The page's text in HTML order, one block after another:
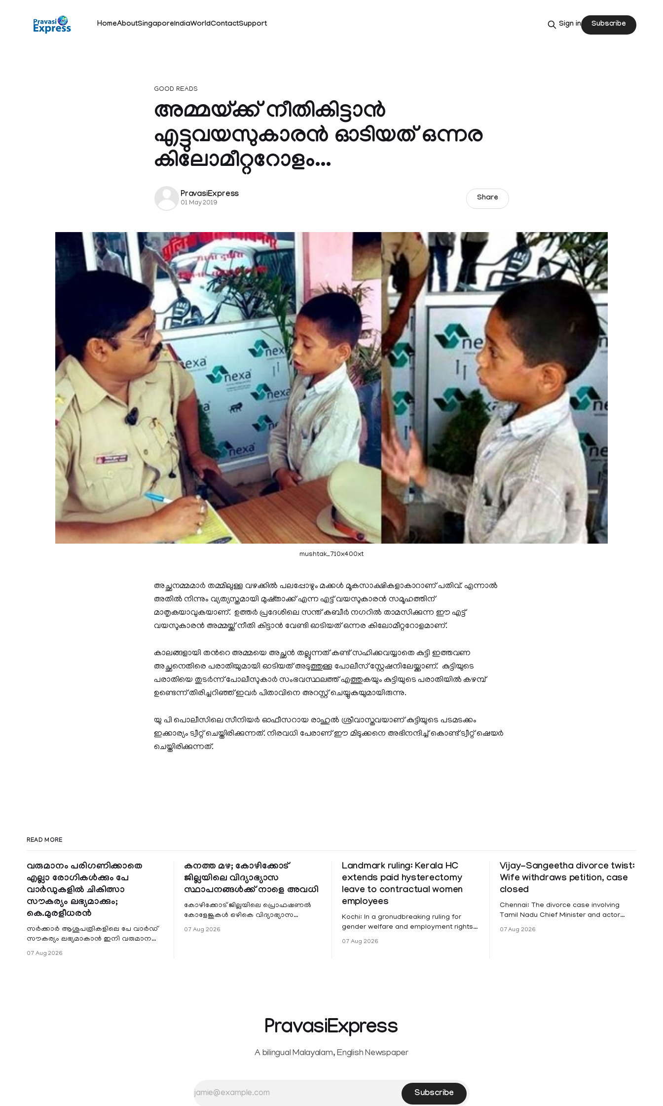
HomeAboutSingaporeIndiaWorldContactSupport Sign in Subscribe
GOOD READS
അമ്മയ്ക്ക് നീതികിട്ടാൻ
എട്ടുവയസുകാരൻ ഓടിയത് ഒന്നര
കിലോമീറ്ററോളം...
PravasiExpress
01 May 2019
Share
mushtak_710x400xt
അച്ഛനമ്മമാർ തമ്മിലുള്ള വഴക്കിൽ പലപ്പോഴും മക്കൾ മൂകസാക്ഷികളാകാറാണ് പതിവ്. എന്നാൽ
അതിൽ നിന്നും വ്യത്യസ്തമായി മുഷ്താക്ക് എന്ന എട്ട് വയസുകാരൻ സമൂഹത്തിന്
മാതൃകയാവുകയാണ്. ഉത്തര്‍ പ്രദേശിലെ സന്ത് കബീര്‍ നഗറിൽ താമസിക്കുന്ന ഈ എട്ട്
വയസുകാരൻ അമ്മയ്ക്ക് നീതി കിട്ടാൻ വേണ്ടി ഓടിയത് ഒന്നര കിലോമീറ്ററോളമാണ്.
കാലങ്ങളായി തന്‍റെ അമ്മയെ അച്ഛൻ തല്ലുന്നത് കണ്ട് സഹിക്കവയ്യാതെ കുട്ടി ഇത്തവണ
അച്ഛനെതിരെ പരാതിയുമായി ഓടിയത് അടുത്തുള്ള പോലീസ് സ്റ്റേഷനിലേയ്ക്കാണ്. കുട്ടിയുടെ
പരാതിയെ തുടർന്ന് പോലീസുകാർ സംഭവസ്ഥലത്ത് എത്തുകയും കുട്ടിയുടെ പരാതിയിൽ കഴമ്പ്
ഉണ്ടെന്ന് തിരിച്ചറിഞ്ഞ് ഇവർ പിതാവിനെ അറസ്റ്റ് ചെയ്യുകയുമായിരുന്നു.
യു പി പൊലീസിലെ സീനിയര്‍ ഓഫീസറായ രാഹുല്‍ ശ്രീവാസ്തവയാണ് കുട്ടിയുടെ പടമടക്കം
ഇക്കാര്യം ട്വീറ്റ് ചെയ്തിരിക്കുന്നത്. നിരവധി പേരാണ് ഈ മിടുക്കനെ അഭിനന്ദിച്ച് കൊണ്ട് ട്വീറ്റ് ഷെയര്‍
ചെയ്തിരിക്കുന്നത്.
READ MORE
വരുമാനം പരിഗണിക്കാതെ
എല്ലാ രോഗികൾക്കും പേ
വാർഡുകളിൽ ചികിത്സാ
സൗകര്യം ലഭ്യമാക്കും;
കെ.മുരളീധരൻ
സർക്കാർ ആശുപത്രികളിലെ പേ വാർഡ്
സൗകര്യം ലഭ്യമാകാൻ ഇനി വരുമാന
വരുമാനം പരിഗണിക്കാതെ എല്ലാ
07 Aug 2026
കനത്ത മഴ; കോഴിക്കോട്
ജില്ലയിലെ വിദ്യാഭ്യാസ
സ്ഥാപനങ്ങൾക്ക് നാളെ അവധി
കോഴിക്കോട് ജില്ലയിലെ പ്രൊഫഷണൽ
കോളേജുകൾ ഒഴികെ വിദ്യാഭ്യാസ
ജില്ലയിലെ മലയോര- തീരദേശ
07 Aug 2026
Landmark ruling: Kerala HC
extends paid hysterectomy
leave to contractual women
employees
Kochi: In a gronudbreaking ruling for
gender welfare and employment rights,
female contractual staff employed in
07 Aug 2026
Vijay-Sangeetha divorce twist:
Wife withdraws petition, case
closed
Chennai: The divorce case involving
Tamil Nadu Chief Minister and actor
Sowrnalingam has taken a new turn
07 Aug 2026
PravasiExpress
A bilingual Malayalam, English Newspaper
Subscribe